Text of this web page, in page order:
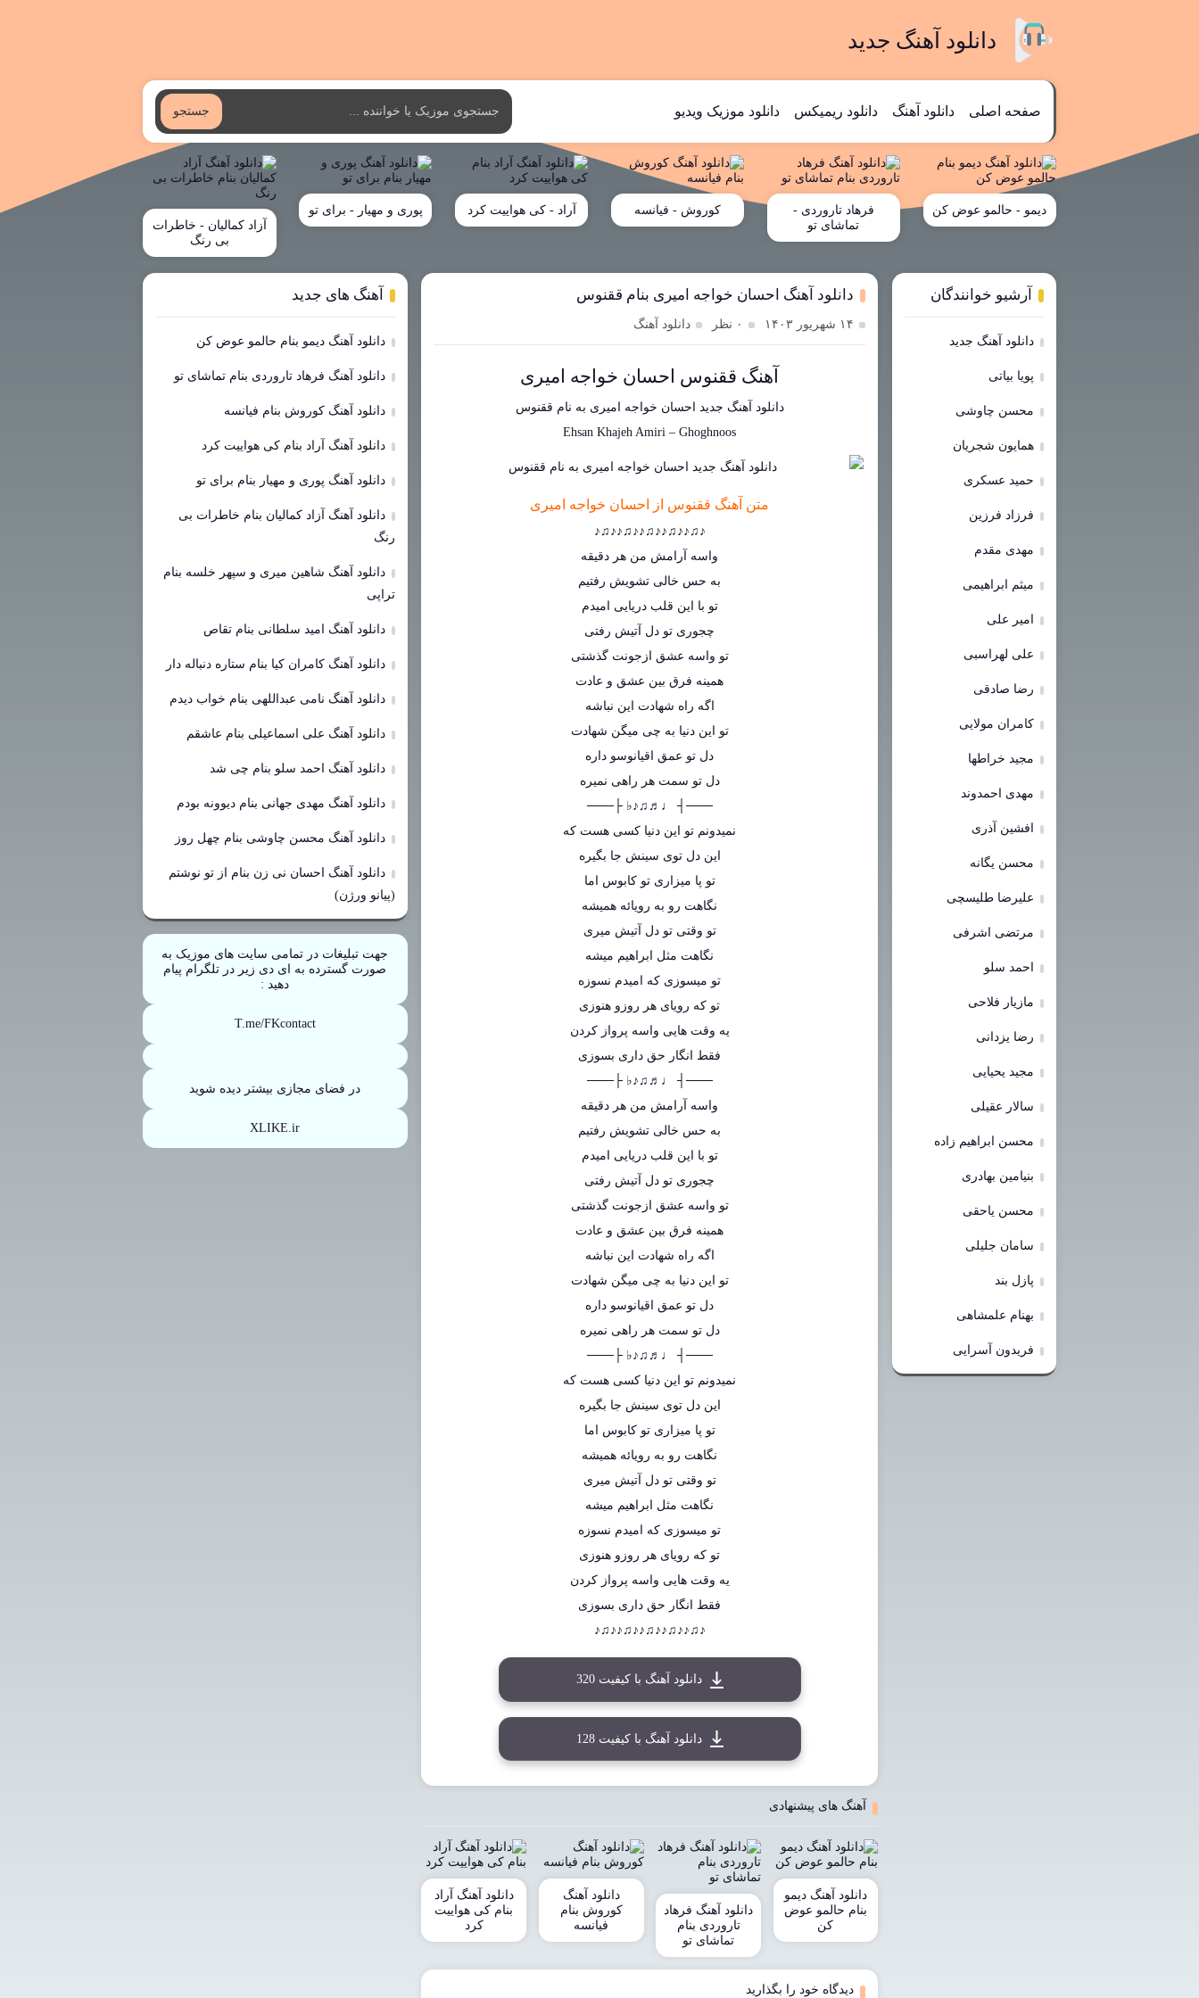
دانلود آهنگ جدید
صفحه اصلی دانلود آهنگ دانلود ریمیکس دانلود موزیک ویدیو جستجو
دیمو - حالمو عوض کن
فرهاد تاروردی -
تماشای تو
کوروش - فیانسه آراد - کی هواییت کرد
پوری و مهیار - برای تو
آزاد کمالیان - خاطرات
بی رنگ
دانلود آهنگ احسان خواجه امیری بنام ققنوس
۱۴ شهریور ۱۴۰۳ ۰ نظر دانلود آهنگ
آهنگ ققنوس احسان خواجه امیری
دانلود آهنگ جدید احسان خواجه امیری به نام ققنوس
Ehsan Khajeh Amiri –Ghoghnoos
متن آهنگ ققنوس از احسان خواجه امیری
♪♫♪♪♫♪♪♫♪♪♫♪♪♫♪
واسه آرامش من هر دقیقه
به حس خالی تشویش رفتیم
تو با این قلب دریایی امیدم
چجوری تو دل آتیش رفتی
تو واسه عشق ازجونت گذشتی
همینه فرق بین عشق و عادت
اگه راه شهادت این نباشه
تو این دنیا به چی میگن شهادت
دل تو عمق اقیانوسو داره
دل تو سمت هر راهی نمیره
───┤ ♩♬♫♪♭ ├───
نمیدونم تو این دنیا کسی هست که
این دل توی سینش جا بگیره
تو پا میزاری تو کابوس اما
نگاهت رو به رویائه همیشه
تو وقتی تو دل آتیش میری
نگاهت مثل ابراهیم میشه
تو میسوزی که امیدم نسوزه
تو که رویای هر روزو هنوزی
یه وقت هایی واسه پرواز کردن
فقط انگار حق داری بسوزی
───┤ ♩♬♫♪♭ ├───
واسه آرامش من هر دقیقه
به حس خالی تشویش رفتیم
تو با این قلب دریایی امیدم
چجوری تو دل آتیش رفتی
تو واسه عشق ازجونت گذشتی
همینه فرق بین عشق و عادت
اگه راه شهادت این نباشه
تو این دنیا به چی میگن شهادت
دل تو عمق اقیانوسو داره
دل تو سمت هر راهی نمیره
───┤ ♩♬♫♪♭ ├───
نمیدونم تو این دنیا کسی هست که
این دل توی سینش جا بگیره
تو پا میزاری تو کابوس اما
نگاهت رو به رویائه همیشه
تو وقتی تو دل آتیش میری
نگاهت مثل ابراهیم میشه
تو میسوزی که امیدم نسوزه
تو که رویای هر روزو هنوزی
یه وقت هایی واسه پرواز کردن
فقط انگار حق داری بسوزی
♪♫♪♪♫♪♪♫♪♪♫♪♪♫♪
دانلود آهنگ با کیفیت 320
دانلود آهنگ با کیفیت 128
آهنگ های پیشنهادی
دانلود آهنگ دیمو
بنام حالمو عوض
کن
دانلود آهنگ فرهاد
تاروردی بنام
تماشای تو
دانلود آهنگ
کوروش بنام
فیانسه
دانلود آهنگ آراد
بنام کی هواییت
کرد
دیدگاه خود را بگذارید
آرشیو خوانندگان
دانلود آهنگ جدید
پویا بیاتی
محسن چاوشی
همایون شجریان
حمید عسکری
فرزاد فرزین
مهدی مقدم
میثم ابراهیمی
امیر علی
علی لهراسبی
رضا صادقی
کامران مولایی
مجید خراطها
مهدی احمدوند
افشین آذری
محسن یگانه
علیرضا طلیسچی
مرتضی اشرفی
احمد سلو
مازیار فلاحی
رضا یزدانی
مجید یحیایی
سالار عقیلی
محسن ابراهیم زاده
بنیامین بهادری
محسن یاحقی
سامان جلیلی
پازل بند
بهنام علمشاهی
فریدون آسرایی
آهنگ های جدید
دانلود آهنگ دیمو بنام حالمو عوض کن
دانلود آهنگ فرهاد تاروردی بنام تماشای تو
دانلود آهنگ کوروش بنام فیانسه
دانلود آهنگ آراد بنام کی هواییت کرد
دانلود آهنگ پوری و مهیار بنام برای تو
دانلود آهنگ آزاد کمالیان بنام خاطرات بی
رنگ
دانلود آهنگ شاهین میری و سپهر خلسه بنام
تراپی
دانلود آهنگ امید سلطانی بنام تقاص
دانلود آهنگ کامران کیا بنام ستاره دنباله دار
دانلود آهنگ نامی عبداللهی بنام خواب دیدم
دانلود آهنگ علی اسماعیلی بنام عاشقم
دانلود آهنگ احمد سلو بنام چی شد
دانلود آهنگ مهدی جهانی بنام دیوونه بودم
دانلود آهنگ محسن چاوشی بنام چهل روز
دانلود آهنگ احسان نی زن بنام از تو نوشتم
(پیانو ورژن)
جهت تبلیغات در تمامی سایت های موزیک به
صورت گسترده به ای دی زیر در تلگرام پیام
دهید :
T.me/FKcontact
در فضای مجازی بیشتر دیده شوید
XLIKE.ir